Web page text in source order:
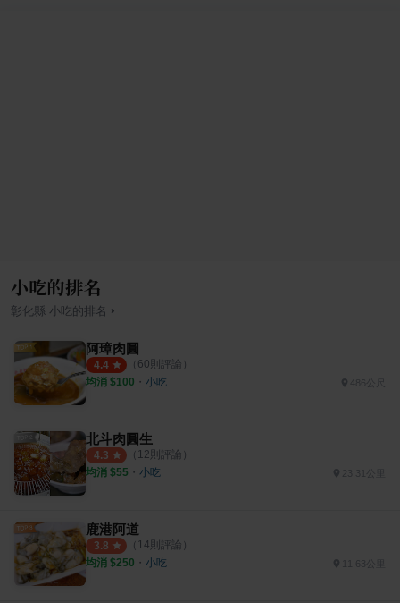
小吃的排名
彰化縣 小吃 的排名 ›
阿璋肉圓
4.4 （ 60則評論）
均消 $100 ・ 小吃 486公尺
北斗肉圓生
4.3 （ 12則評論）
均消 $55 ・ 小吃
鹿港阿道
3.8 （ 14則評論）
均消 $250 ・ 小吃